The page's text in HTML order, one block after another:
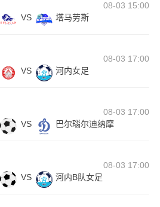
08-03 15:00
VS 塔马劳斯
08-03 17:00
VS 河内女足
08-03 17:00
VS 巴尔瑙尔迪纳摩
08-03 17:00
VS 河内B队女足